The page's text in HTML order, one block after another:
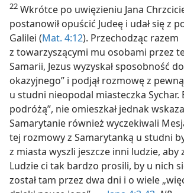
22 Wkrótce po uwięzieniu Jana
postanowił opuścić Judeę i udał się z
Galilei (Mat. 4:12). Przechodząc razem
z towarzyszącymi mu osobami przez
Samarii, Jezus wyzyskał sposobność
okazyjnego” i podjął rozmowę z
u studni nieopodal miasteczka Sychar.
podróżą”, nie omieszkał jednak
Samarytanie również wyczekiwali
tej rozmowy z Samarytanką u studni
z miasta wyszli jeszcze inni ludzie, aby
Ludzie ci tak bardzo prosili, by u nich
został tam przez dwa dni i o wiele